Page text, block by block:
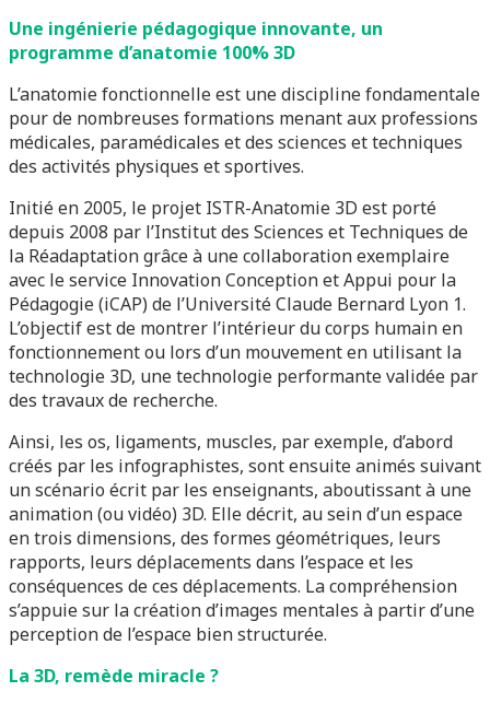
Une ingénierie pédagogique innovante, un
programme d’anatomie 100% 3D
L’anatomie fonctionnelle est une discipline fondamentale
pour de nombreuses formations menant aux professions
médicales, paramédicales et des sciences et techniques
des activités physiques et sportives.
Initié en 2005, le projet ISTR-Anatomie 3D est porté
depuis 2008 par l’Institut des Sciences et Techniques de
la Réadaptation grâce à une collaboration exemplaire
avec le service Innovation Conception et Appui pour la
Pédagogie (iCAP) de l’Université Claude Bernard Lyon 1.
L’objectif est de montrer l’intérieur du corps humain en
fonctionnement ou lors d’un mouvement en utilisant la
technologie 3D, une technologie performante validée par
des travaux de recherche.
Ainsi, les os, ligaments, muscles, par exemple, d’abord
créés par les infographistes, sont ensuite animés suivant
un scénario écrit par les enseignants, aboutissant à une
animation (ou vidéo) 3D. Elle décrit, au sein d’un espace
en trois dimensions, des formes géométriques, leurs
rapports, leurs déplacements dans l’espace et les
conséquences de ces déplacements. La compréhension
s’appuie sur la création d’images mentales à partir d’une
perception de l’espace bien structurée.
La 3D, remède miracle ?